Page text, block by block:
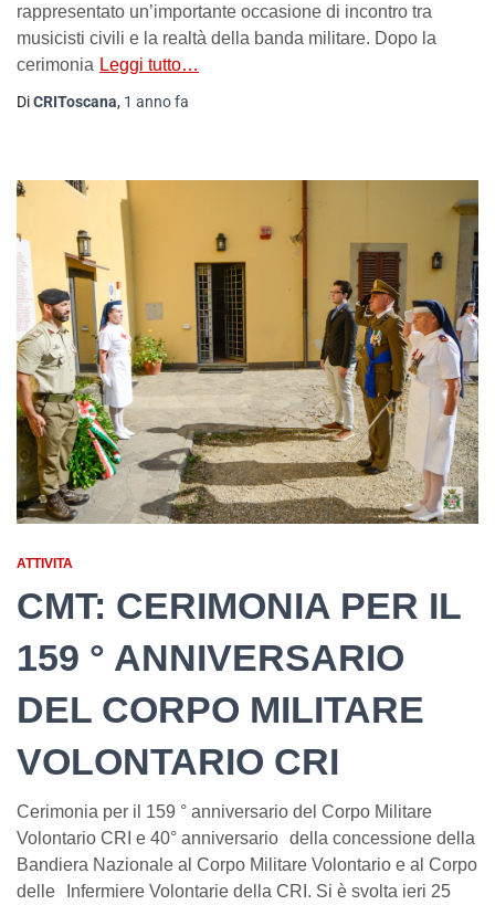
rappresentato un’importante occasione di incontro tra
musicisti civili e la realtà della banda militare. Dopo la
cerimonia Leggi tutto…
DiCRIToscana, 1 annofa
ATTIVITA
CMT: CERIMONIA PER IL
159 ° ANNIVERSARIO
DEL CORPO MILITARE
VOLONTARIO CRI
Cerimonia per il 159 ° anniversario del Corpo Militare
Volontario CRI e 40° anniversario della concessione della
Bandiera Nazionale al Corpo Militare Volontario e al Corpo
delle Infermiere Volontarie della CRI. Si è svolta ieri 25